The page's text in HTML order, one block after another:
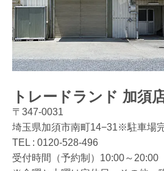
トレードランド 加須
〒347-0031
埼玉県加須市南町14−31※駐車場
TEL : 0120-528-496
受付時間（予約制）10:00～20:00